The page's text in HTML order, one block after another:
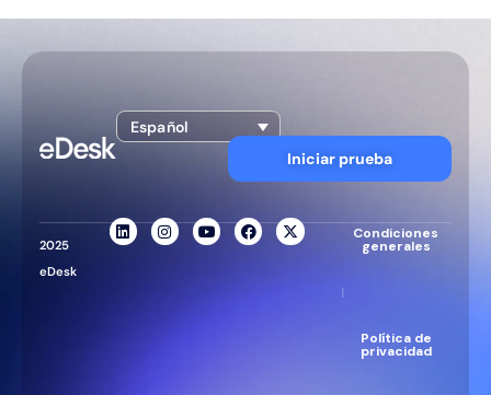
Español
Iniciar prueba
2025
eDesk
Condiciones
generales
|
Política de
privacidad